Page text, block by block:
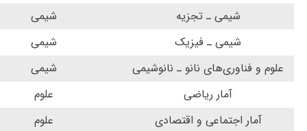
شیمی ـ تجزیه
شیمی
شیمی ـ فیزیک
شیمی
علوم و فناوری‌های نانو ـ نانوشیمی
شیمی
آمار ریاضی
علوم
آمار اجتماعی و اقتصادی
علوم